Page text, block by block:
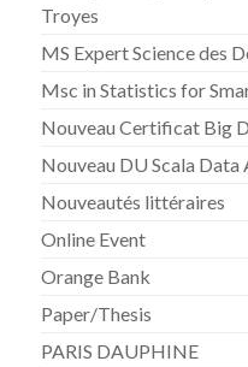
Troyes
MS Expert Science des
Msc in Statistics for
Nouveau Certificat Big
Nouveau DU Scala Data
Nouveautés littéraires
Online Event
Orange Bank
Paper/Thesis
PARIS DAUPHINE